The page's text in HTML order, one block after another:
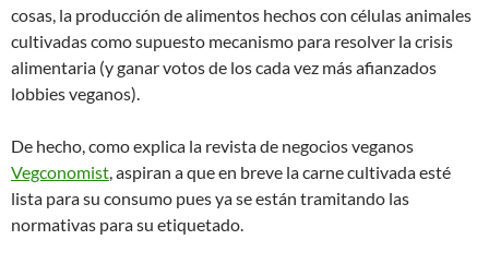
cosas, la producción de alimentos hechos con células animales
cultivadas como supuesto mecanismo para resolver la crisis
alimentaria (y ganar votos de los cada vez más afianzados
lobbies veganos).
De hecho, como explica la revista de negocios veganos
Vegconomist, aspiran a que en breve la carne cultivada esté
lista para su consumo pues ya se están tramitando las
normativas para su etiquetado.